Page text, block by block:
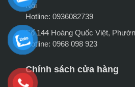
Nội
Hotline: 0936082739
Số 144 Hoàng Quốc Việt,
Hotline: 0968 098 923
Chính sách cửa hàng